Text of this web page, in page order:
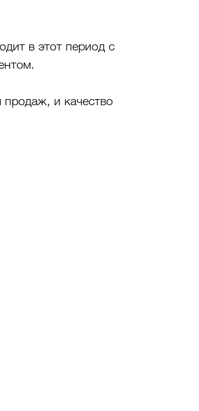
в этот период с
и качество